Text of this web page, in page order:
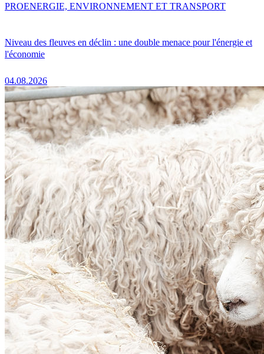
Niveau des fleuves en déclin : une double menace pour l'énergie et
l'économie
04.08.2026
PROENERGIE, ENVIRONNEMENT ET TRANSPORT